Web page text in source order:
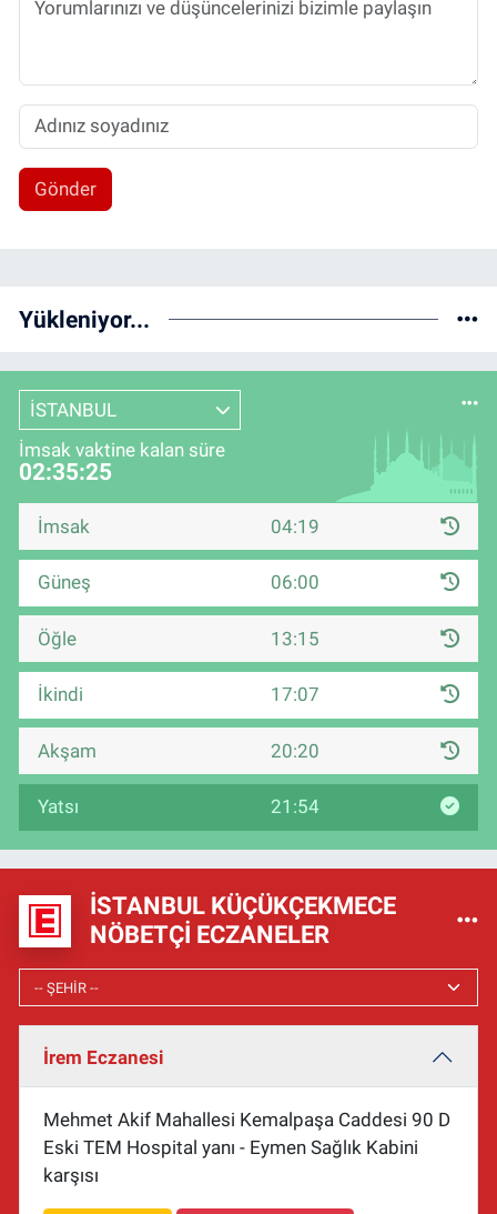
Gönder
Yükleniyor...
İSTANBUL
İmsak vaktine kalan süre
02:35:25
İmsak 04:19
Güneş 06:00
Öğle 13:15
İkindi 17:07
Akşam 20:20
Yatsı 21:54
İSTANBUL KÜÇÜKÇEKMECE
NÖBETÇI ECZANELER
İrem Eczanesi
Mehmet Akif Mahallesi Kemalpaşa Caddesi 90 D
Eski TEM Hospital yanı - Eymen Sağlık Kabini
karşısı